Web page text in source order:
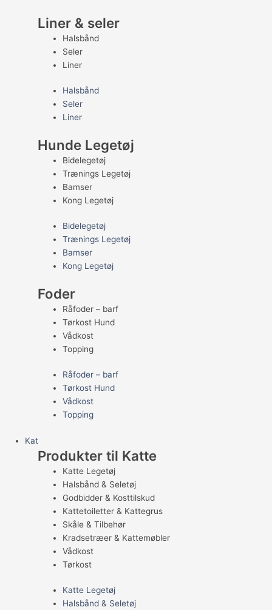
Liner & seler
Halsbånd
Seler
Liner
Halsbånd
Seler
Liner
Hunde Legetøj
Bidelegetøj
Trænings Legetøj
Bamser
Kong Legetøj
Bidelegetøj
Trænings Legetøj
Bamser
Kong Legetøj
Foder
Råfoder – barf
Tørkost Hund
Vådkost
Topping
Råfoder – barf
Tørkost Hund
Vådkost
Topping
Kat
Produkter til Katte
Katte Legetøj
Halsbånd & Seletøj
Godbidder & Kosttilskud
Kattetoiletter & Kattegrus
Skåle & Tilbehør
Kradsetræer & Kattemøbler
Vådkost
Tørkost
Katte Legetøj
Halsbånd & Seletøj